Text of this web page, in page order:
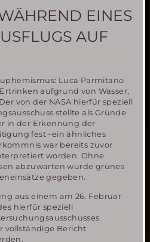
EINES
AUF
Luca Parmitano
aufgrund von Wasser,
von der NASA hierfür speziell
stellte als Gründe
in der Erkennung der
fest –ein ähnliches
war bereits zuvor
worden. Ohne
abzuwarten wurde grünes
gegeben.
aus einem am 26. Februar
hierfür speziell
vollständige Bericht